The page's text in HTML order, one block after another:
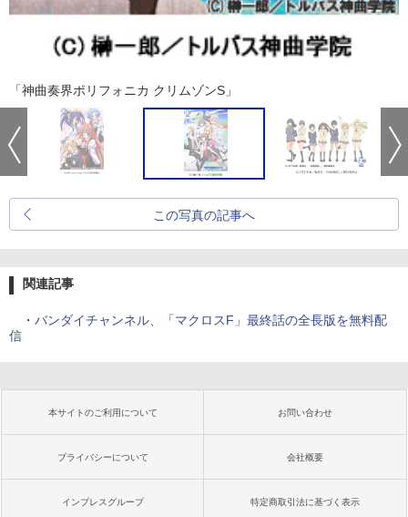
「神曲奏界ポリフォニカ クリムゾンS」
この写真の記事へ
関連記事
・ バンダイチャンネル、「マクロスF」最終話の全長版を無料配
信
本サイトのご利用について お問い合わせ
プライバシーについて 会社概要
インプレスグループ 特定商取引法に基づく表示